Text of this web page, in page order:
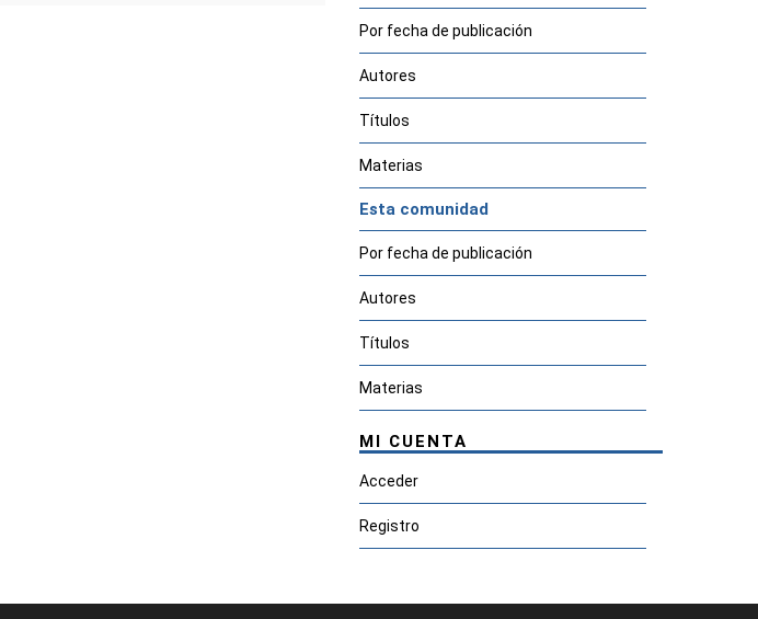
Por fecha de publicación
Autores
Títulos
Materias
Esta comunidad
Por fecha de publicación
Autores
Títulos
Materias
MI CUENTA
Acceder
Registro